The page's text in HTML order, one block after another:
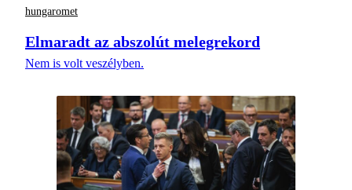
hungaromet
Elmaradt az abszolút melegrekord
Nem is volt veszélyben.